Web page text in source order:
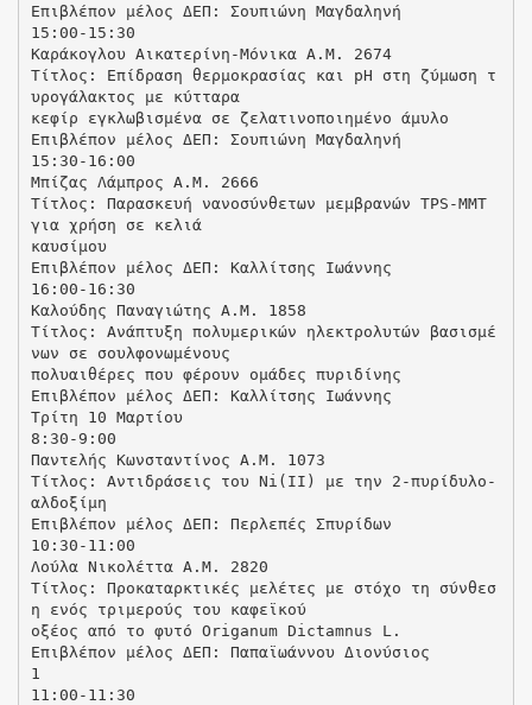
Επιβλέπον μέλος ΔΕΠ: Σουπιώνη Μαγδαληνή
15:00-15:30
Καράκογλου Αικατερίνη-Μόνικα Α.Μ. 2674
Τίτλος: Eπίδραση θερμοκρασίας και pH στη ζύμωση τ
υρογάλακτος με κύτταρα
κεφίρ εγκλωβισμένα σε ζελατινοποιημένο άμυλο
Επιβλέπον μέλος ΔΕΠ: Σουπιώνη Μαγδαληνή
15:30-16:00
Μπίζας Λάμπρος Α.Μ. 2666
Τίτλος: Παρασκευή νανοσύνθετων μεμβρανών TPS-MMT
για χρήση σε κελιά
καυσίμου
Επιβλέπον μέλος ΔΕΠ: Καλλίτσης Ιωάννης
16:00-16:30
Καλούδης Παναγιώτης Α.Μ. 1858
Τίτλος: Ανάπτυξη πολυμερικών ηλεκτρολυτών βασισμέ
νων σε σουλφονωμένους
πολυαιθέρες που φέρουν ομάδες πυριδίνης
Επιβλέπον μέλος ΔΕΠ: Καλλίτσης Ιωάννης
Τρίτη 10 Μαρτίου
8:30-9:00
Παντελής Κωνσταντίνος Α.Μ. 1073
Τίτλος: Αντιδράσεις του Ni(II) με την 2-πυρίδυλο-
αλδοξίμη
Επιβλέπον μέλος ΔΕΠ: Περλεπές Σπυρίδων
10:30-11:00
Λούλα Νικολέττα Α.Μ. 2820
Τίτλος: Προκαταρκτικές μελέτες με στόχο τη σύνθεσ
η ενός τριμερούς του καφεϊκού
οξέος από το φυτό Origanum Dictamnus L.
Επιβλέπον μέλος ΔΕΠ: Παπαϊωάννου Διονύσιος
1
11:00-11:30